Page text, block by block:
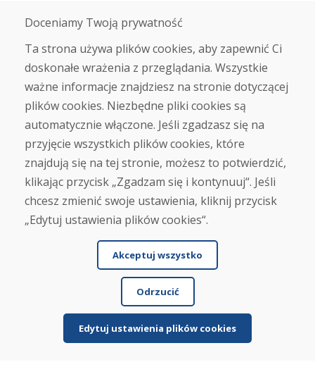
Wysłać
Infolinia
+421 919 282 306
info@domivosport.pl
O nas
Blog
O nas
Sklep
Kontakt
Zakup
Sklep internetowy
Warunki handlowe
Transport
Zapłata
Skarga
Doceniamy Twoją prywatność
Ta strona używa plików cookies, aby zapewnić Ci
doskonałe wrażenia z przeglądania. Wszystkie
ważne informacje znajdziesz na stronie dotyczącej
plików cookies. Niezbędne pliki cookies są
automatycznie włączone. Jeśli zgadzasz się na
przyjęcie wszystkich plików cookies, które
znajdują się na tej stronie, możesz to potwierdzić,
klikając przycisk „Zgadzam się i kontynuuj“. Jeśli
chcesz zmienić swoje ustawienia, kliknij przycisk
„Edytuj ustawienia plików cookies“.
Akceptuj wszystko
Odrzucić
Edytuj ustawienia plików cookies